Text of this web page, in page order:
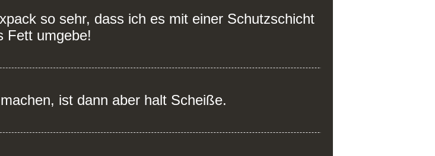
so sehr, dass ich es mit einer Schutzschicht
Fett umgebe!
ist dann aber halt Scheiße.